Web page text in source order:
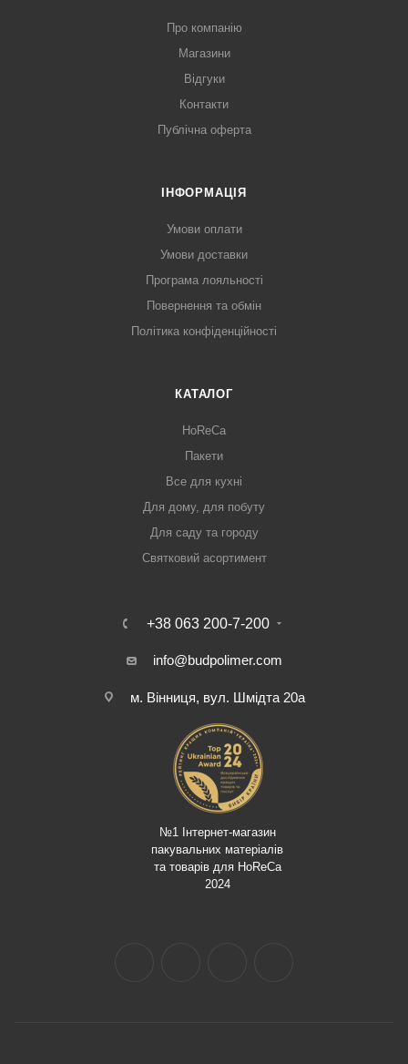
Про компанію
Магазини
Відгуки
Контакти
Публічна оферта
ІНФОРМАЦІЯ
Умови оплати
Умови доставки
Програма лояльності
Повернення та обмін
Політика конфіденційності
КАТАЛОГ
HoReCa
Пакети
Все для кухні
Для дому, для побуту
Для саду та городу
Святковий асортимент
+38 063 200-7-200
info@budpolimer.com
м. Вінниця, вул. Шмідта 20а
№1 Інтернет-магазин
пакувальних матеріалів
та товарів для HoReCa
2024